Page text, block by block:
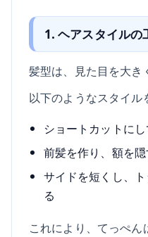
1. ヘアスタイルの
髪型は、見た目を大き
以下のようなスタイル
ショートカットに
前髪を作り、額を
サイドを短くし、
る
これにより、てっぺ